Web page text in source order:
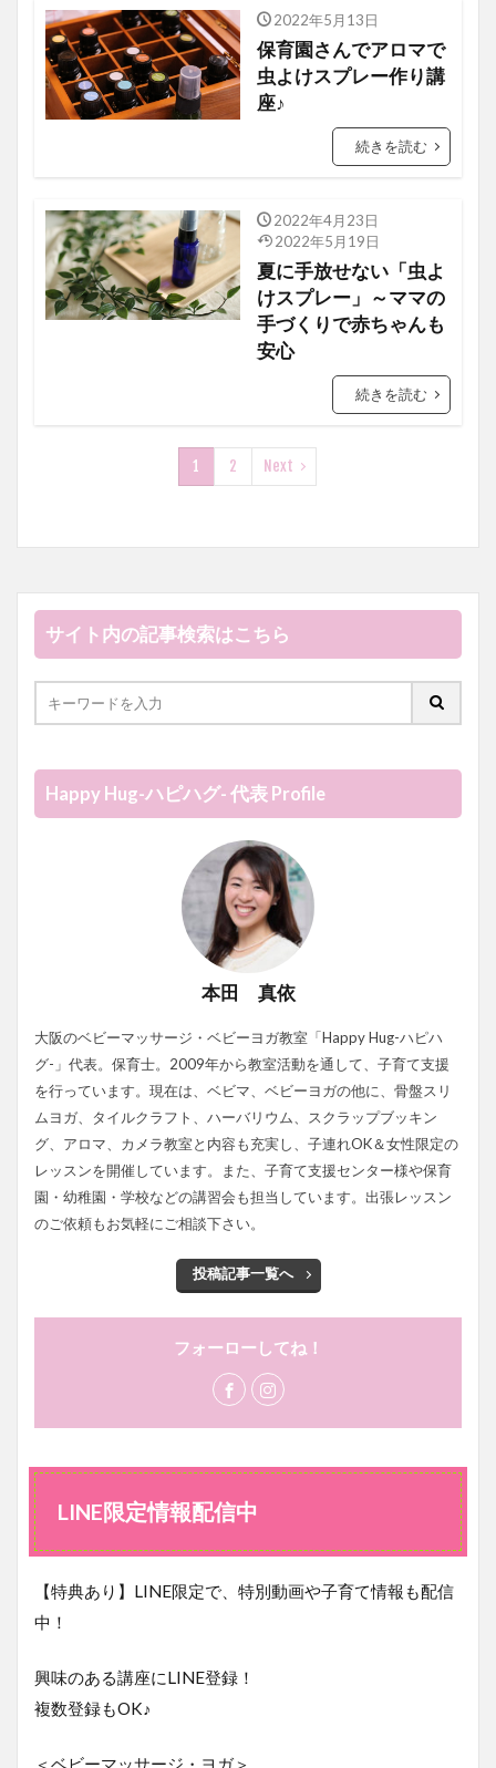
2022年5月13日
保育園さんでアロマで
虫よけスプレー作り講
座♪
続きを読む
2022年4月23日
2022年5月19日
夏に手放せない「虫よ
けスプレー」～ママの
手づくりで赤ちゃんも
安心
続きを読む
1 2 Next
サイト内の記事検索はこちら
Happy Hug-ハピハグ- 代表 Profile
本田 真依
大阪のベビーマッサージ・ベビーヨガ教室「Happy Hug-ハピハ
グ-」代表。保育士。2009年から教室活動を通して、子育て支援
を行っています。現在は、ベビマ、ベビーヨガの他に、骨盤スリ
ムヨガ、タイルクラフト、ハーバリウム、スクラップブッキン
グ、アロマ、カメラ教室と内容も充実し、子連れOK＆女性限定の
レッスンを開催しています。また、子育て支援センター様や保育
園・幼稚園・学校などの講習会も担当しています。出張レッスン
のご依頼もお気軽にご相談下さい。
投稿記事一覧へ
フォーローしてね！
LINE限定情報配信中
【特典あり】LINE限定で、特別動画や子育て情報も配信
中！
興味のある講座にLINE登録！
複数登録もOK♪
＜ベビーマッサージ・ヨガ＞